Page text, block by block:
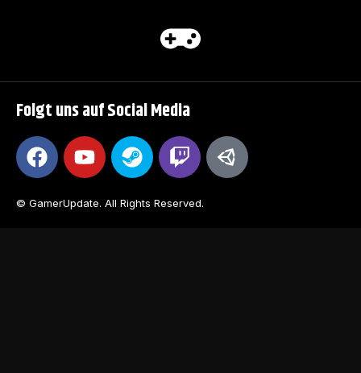
Folgt uns auf Social Media
© GamerUpdate. All Rights Reserved.